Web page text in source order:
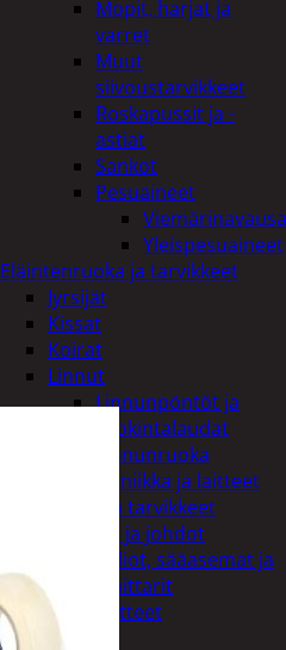
Mopit, harjat ja
varret
Muut
siivoustarvikkeet
Roskapussit ja -
astiat
Sankot
Pesuaineet
Yleispesuaineet
Eläintenruoka ja tarvikkeet
Jyrsijät
Kissat
Koirat
Linnut
Linnunpöntöt ja
ruokintalaudat
Linnunruoka
Kodin elektroniikka ja laitteet
Imurit ja tarvikkeet
Kaapelit ja johdot
Kelloradiot, sääasemat ja
lämpömittarit
Oheislaitteet